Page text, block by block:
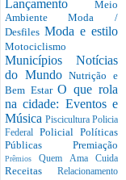
Lançamento Meio
AmbienteModa /
Desfiles Moda e estilo
Motociclismo
Municípios Notícias
do MundoNutrição e
Bem EstarO que rola
na cidade: Eventos e
Música Piscicultura Policia
Federal Policial Políticas
Públicas Premiação
PrêmiosQuem Ama Cuida
Receitas Relacionamento